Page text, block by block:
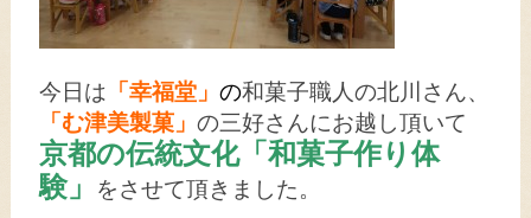
今日は 「幸福堂」 の和菓子職人の北川さん、
「む津美製菓」 の三好さんにお越し頂いて
京都の伝統文化「和菓子作り体
験」
をさせて頂きました。